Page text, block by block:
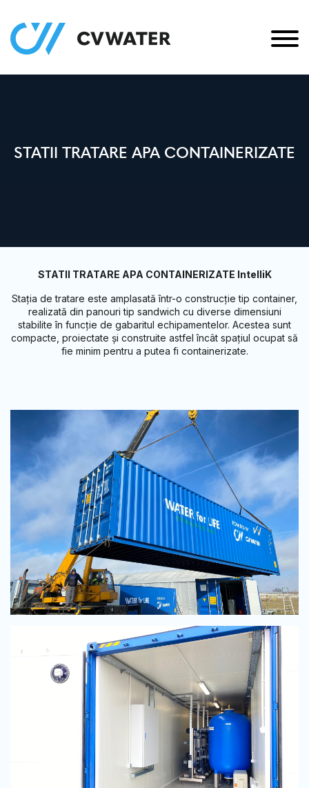
STATII TRATARE APA CONTAINERIZATE
STATII TRATARE APA CONTAINERIZATE IntelliK
Stația de tratare este amplasată într-o construcție tip container,
realizată din panouri tip sandwich cu diverse dimensiuni
stabilite în funcție de gabaritul echipamentelor. Acestea sunt
compacte, proiectate și construite astfel încât spațiul ocupat să
fie minim pentru a putea fi containerizate.